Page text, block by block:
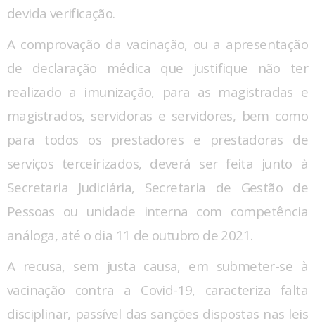
devida verificação.
A comprovação da vacinação, ou a apresentação
de declaração médica que justifique não ter
realizado a imunização, para as magistradas e
magistrados, servidoras e servidores, bem como
para todos os prestadores e prestadoras de
serviços terceirizados, deverá ser feita junto à
Secretaria Judiciária, Secretaria de Gestão de
Pessoas ou unidade interna com competência
análoga, até o dia 11 de outubro de 2021.
A recusa, sem justa causa, em submeter-se à
vacinação contra a Covid-19, caracteriza falta
disciplinar, passível das sanções dispostas nas leis